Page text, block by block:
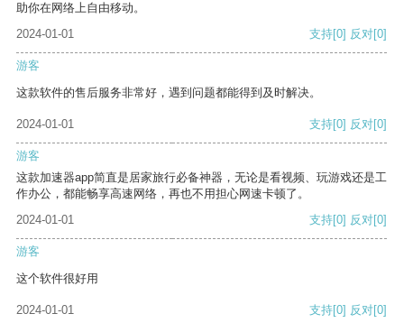
助你在网络上自由移动。
2024-01-01
支持[0] 反对[0]
游客
这款软件的售后服务非常好，遇到问题都能得到及时解决。
2024-01-01 支持[0] 反对[0]
游客
这款加速器app简直是居家旅行必备神器，无论是看视频、玩游戏还是工
作办公，都能畅享高速网络，再也不用担心网速卡顿了。
2024-01-01
支持[0] 反对[0]
游客
这个软件很好用
2024-01-01 支持[0] 反对[0]